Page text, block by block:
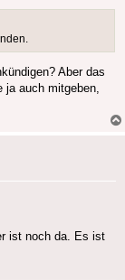
Aber das
ja auch mitgeben,
ist noch da. Es ist